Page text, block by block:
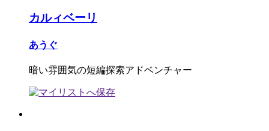
カルィベーリ
あうぐ
暗い雰囲気の短編探索アドベンチャー